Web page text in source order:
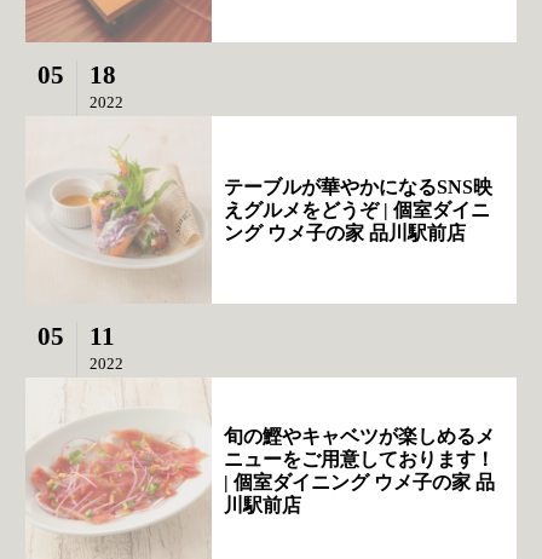
05 18
2022
テーブルが華やかになるSNS映
えグルメをどうぞ | 個室ダイニ
ング ウメ子の家 品川駅前店
05 11
2022
旬の鰹やキャベツが楽しめるメ
ニューをご用意しております！
| 個室ダイニング ウメ子の家 品
川駅前店